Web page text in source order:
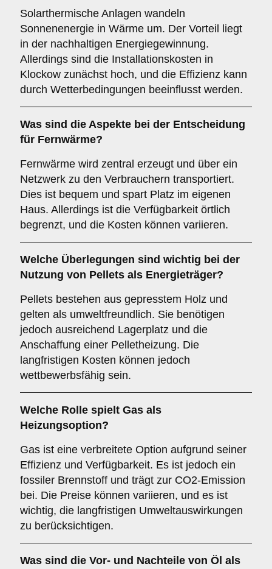
Solarthermische Anlagen wandeln
Sonnenenergie in Wärme um. Der Vorteil liegt
in der nachhaltigen Energiegewinnung.
Allerdings sind die Installationskosten in
Klockow zunächst hoch, und die Effizienz kann
durch Wetterbedingungen beeinflusst werden.
Was sind die Aspekte bei der Entscheidung
für Fernwärme?
Fernwärme wird zentral erzeugt und über ein
Netzwerk zu den Verbrauchern transportiert.
Dies ist bequem und spart Platz im eigenen
Haus. Allerdings ist die Verfügbarkeit örtlich
begrenzt, und die Kosten können variieren.
Welche Überlegungen sind wichtig bei der
Nutzung von Pellets als Energieträger?
Pellets bestehen aus gepresstem Holz und
gelten als umweltfreundlich. Sie benötigen
jedoch ausreichend Lagerplatz und die
Anschaffung einer Pelletheizung. Die
langfristigen Kosten können jedoch
wettbewerbsfähig sein.
Welche Rolle spielt Gas als
Heizungsoption?
Gas ist eine verbreitete Option aufgrund seiner
Effizienz und Verfügbarkeit. Es ist jedoch ein
fossiler Brennstoff und trägt zur CO2-Emission
bei. Die Preise können variieren, und es ist
wichtig, die langfristigen Umweltauswirkungen
zu berücksichtigen.
Was sind die Vor- und Nachteile von Öl als